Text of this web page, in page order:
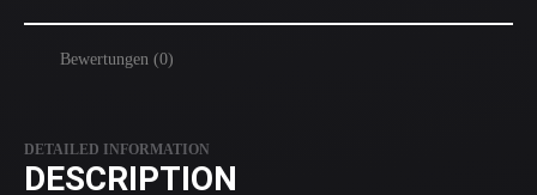
Bewertungen (0)
DETAILED INFORMATION
DESCRIPTION